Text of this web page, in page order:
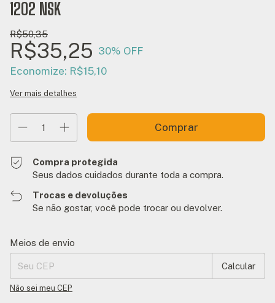
1202 NSK
R$50,35
R$35,25 30% OFF
Economize: R$15,10
Ver mais detalhes
Compra protegida
Seus dados cuidados durante toda a compra.
Trocas e devoluções
Se não gostar, você pode trocar ou devolver.
Entregas para o CEP:
Meios de envio
Calcular
Não sei meu CEP